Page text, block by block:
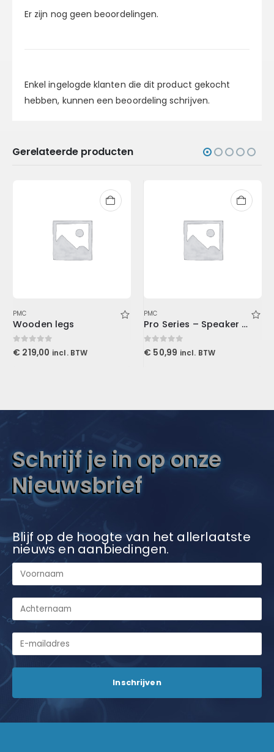
Er zijn nog geen beoordelingen.
Enkel ingelogde klanten die dit product gekocht
hebben, kunnen een beoordeling schrijven.
Gerelateerde producten
PMC
Wooden legs
0out of 5
€ 219,00 incl. BTW
PMC
Pro Series – Speaker Cabinet TS Cable 3′ (0.9 m)
0out of 5
€ 50,99 incl. BTW
Schrijf je in op onze
Nieuwsbrief
Blijf op de hoogte van het allerlaatste
nieuws en aanbiedingen.